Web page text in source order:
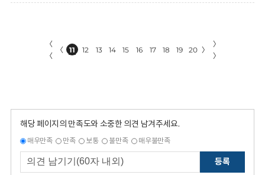
〈
〈
〈 11 12 13 14 15 16 17 18 19 20 〉
〉
〉
해당 페이지의 만족도와 소중한 의견 남겨주세요.
매우만족 만족 보통 불만족 매우불만족
등록